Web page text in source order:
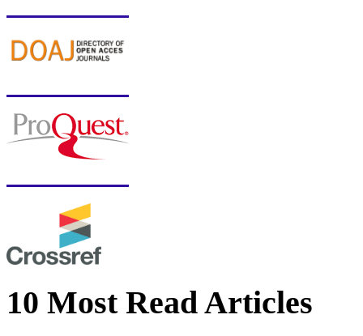
10 Most Read Articles